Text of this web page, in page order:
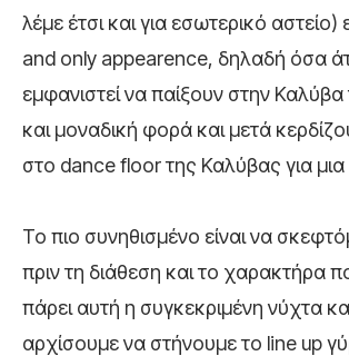
λέμε έτσι και για εσωτερικό αστείο)
and only appearence, δηλαδή όσα
εμφανιστεί να παίξουν στην
και μοναδική φορά και μετά
στο dance floor της Καλύβας για
Το πιο συνηθισμένο είναι να
πριν τη διάθεση και το χαρακτήρα
πάρει αυτή η συγκεκριμένη νύχτα
αρχίσουμε να στήνουμε το line up